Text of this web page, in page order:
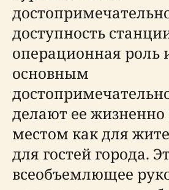
доступность
операционная роль
основным
делают ее
местом как для
для гостей города.
всеобъемлющее